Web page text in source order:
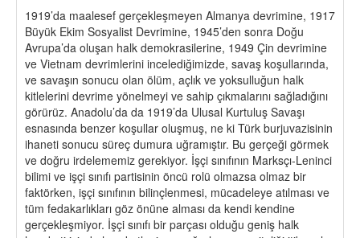
1919’da maalesef gerçekleşmeyen Almanya devrimine, 1917
Büyük Ekim Sosyalist Devrimine, 1945’den sonra Doğu
Avrupa’da oluşan halk demokrasilerine, 1949 Çin devrimine
ve Vietnam devrimlerini incelediğimizde, savaş koşullarında,
ve savaşın sonucu olan ölüm, açlık ve yoksulluğun halk
kitlelerini devrime yönelmeyi ve sahip çıkmalarını sağladığını
görürüz. Anadolu’da da 1919’da Ulusal Kurtuluş Savaşı
esnasında benzer koşullar oluşmuş, ne ki Türk burjuvazisinin
ihaneti sonucu süreç dumura uğramıştır. Bu gerçeği görmek
ve doğru irdelememiz gerekiyor. İşçi sınıfının Marksçı-Leninci
bilimi ve işçi sınıfı partisinin öncü rolü olmazsa olmaz bir
faktörken, işçi sınıfının bilinçlenmesi, mücadeleye atılması ve
tüm fedakarlıkları göz önüne alması da kendi kendine
gerçekleşmiyor. İşçi sınıfı bir parçası olduğu geniş halk